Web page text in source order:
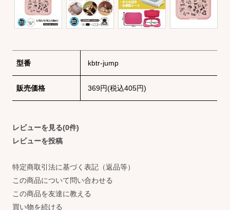
型番 kbtr-jump
販売価格 369円(税込405円)
レビューを見る(0件)
レビューを投稿
特定商取引法に基づく表記（返品等）
この商品について問い合わせる
この商品を友達に教える
買い物を続ける